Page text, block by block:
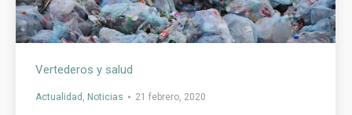
Vertederos y salud
Actualidad Noticias 21 febrero, 2020